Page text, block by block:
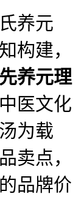
养元
构建，
养元理
医文化
为载
卖点，
的品牌价